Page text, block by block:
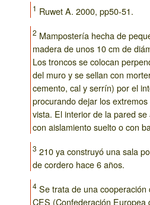
1 Ruwet A. 2000, pp50-51.
2 Mampostería hecha de
madera de unos 10 cm de
Los troncos se colocan
del muro y se sellan con
cemento, cal y serrín) por el
procurando dejar los
vista. El interior de la pared
con aislamiento suelto o con
3 210 ya construyó una sala
de cordero hace 6 años.
4 Se trata de una
CES (Confederación Europea